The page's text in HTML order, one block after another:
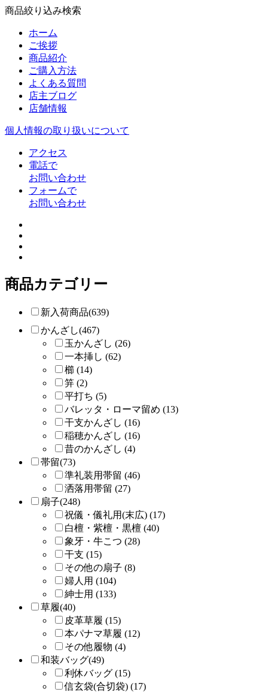
商品絞り込み検索
ホーム
ご挨拶
商品紹介
ご購入方法
よくある質問
店主ブログ
店舗情報
個人情報の取り扱いについて
アクセス
電話で
お問い合わせ
フォームで
お問い合わせ
商品カテゴリー
新入荷商品(639)
かんざし(467)
玉かんざし (26)
一本挿し (62)
櫛 (14)
笄 (2)
平打ち (5)
バレッタ・ローマ留め (13)
干支かんざし (16)
稲穂かんざし (16)
昔のかんざし (4)
帯留(73)
準礼装用帯留 (46)
洒落用帯留 (27)
扇子(248)
祝儀・儀礼用(末広) (17)
白檀・紫檀・黒檀 (40)
象牙・牛こつ (28)
干支 (15)
その他の扇子 (8)
婦人用 (104)
紳士用 (133)
草履(40)
皮革草履 (15)
本パナマ草履 (12)
その他履物 (4)
和装バッグ(49)
利休バッグ (15)
信玄袋(合切袋) (17)